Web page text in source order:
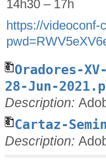
14h30 – 17h
https://videoconf-
Oradores-
28-Jun-
Description:
Cartaz-
Description: